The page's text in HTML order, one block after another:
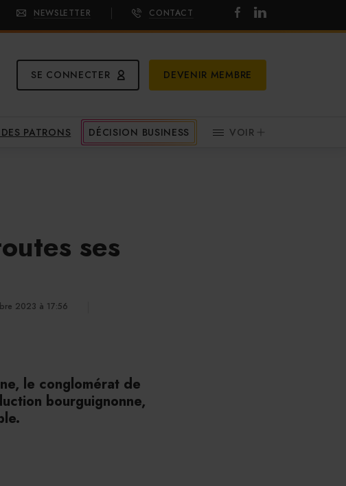
NEWSLETTER CONTACT
SE CONNECTER DEVENIR MEMBRE
PATRONS DÉCISION BUSINESS VOIR
ses
2023 à 17:56
le conglomérat de
bourguignonne,